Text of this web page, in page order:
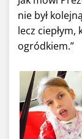
nie był
lecz
ogródkiem.”